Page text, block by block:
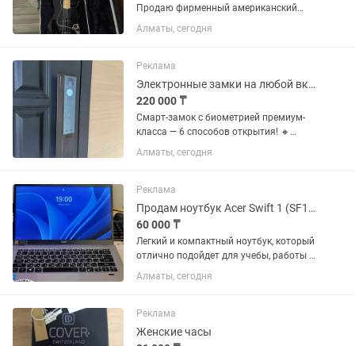
Продаю фирменный американский
джаз-бас от Фендер. Год выпуска -
2012, именно в это время на American
60s (на инструментах...
Алматы, сегодня
Реклама
Электронные замки на любой вкус цвет и кошелек
220 000 ₸
Смарт-замок с биометрией премиум-
класса — 6 способов открытия! 🔸
Отпечаток пальца — быстро и точно 🔸
Face ID — мгновенное распознавание
уровень безопасности 🔸 Карта...
Алматы, сегодня
Реклама
Продам ноутбук Acer Swift 1 (SF114-34)
60 000 ₸
Легкий и компактный ноутбук, который
отлично подойдет для учебы, работы с
документами, а также для просмотра
фильмов и сериалов. Благодаря SSD-
быстро, а сам ноутбук...
Алматы, сегодня
Реклама
Женские часы